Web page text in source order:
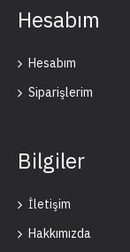
Hesabım
Hesabım
Siparişlerim
Bilgiler
İletişim
Hakkımızda